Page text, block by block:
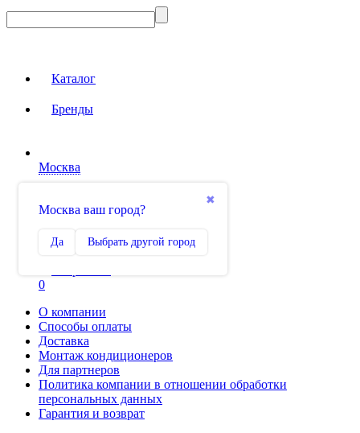
Каталог
Бренды
Москва
✖
Москва ваш город?
Да Выбрать другой город
Сравнение
0
О компании
Способы оплаты
Доставка
Монтаж кондиционеров
Для партнеров
Политика компании в отношении обработки
персональных данных
Гарантия и возврат